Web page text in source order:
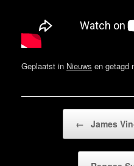
Geplaatst in Nieuws en getagd
← James